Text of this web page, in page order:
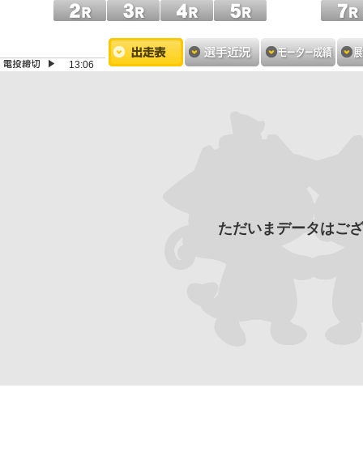
13:06
ただいまデータはご